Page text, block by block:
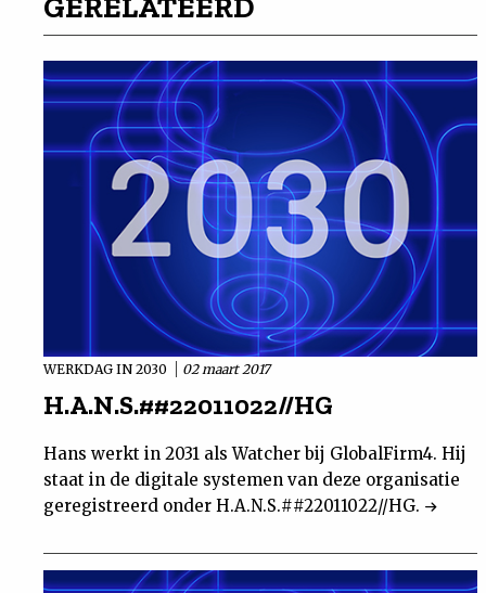
WERKDAG IN 2030 02 maart 2017
H.A.N.S.##22011022//HG
Hans werkt in 2031 als Watcher bij GlobalFirm4. Hij
staat in de digitale systemen van deze organisatie
geregistreerd onder H.A.N.S.##22011022//HG.